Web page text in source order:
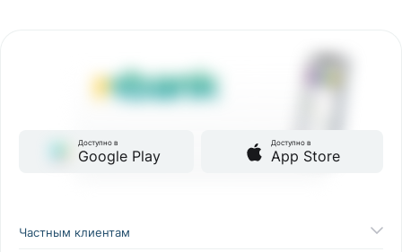
Доступно в
Google Play
Доступно в
App Store
Частным клиентам